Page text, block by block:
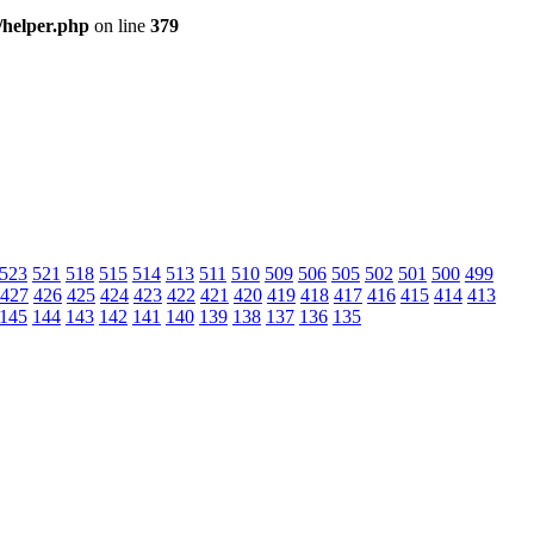
on line 379
521 518 515 514 513 511 510 509 506 505 502 501 500 499
427 426 425 424 423 422 421 420 419 418 417 416 415 414 413
144 143 142 141 140 139 138 137 136 135